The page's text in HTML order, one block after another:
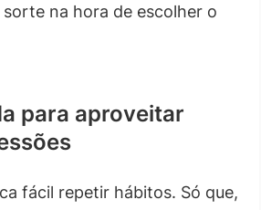
na hora de escolher o
para aproveitar
fácil repetir hábitos. Só que,